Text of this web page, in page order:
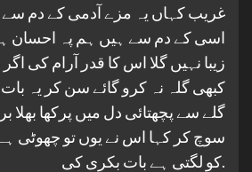
غریب کہاں یہ مزے آدمی کے دم
اسی کے دم سے ہیں ہم پہ احسان
زیبا نہیں گلا اس کا قدر آرام کی
کبھی گلہ نہ کرو گائے سن کر یہ
گلے سے پچھتائی دل میں پرکھا بھلا
سوچ کر کہا اس نے یوں تو چھوٹی
کو لگتی ہے بات بکری کی.